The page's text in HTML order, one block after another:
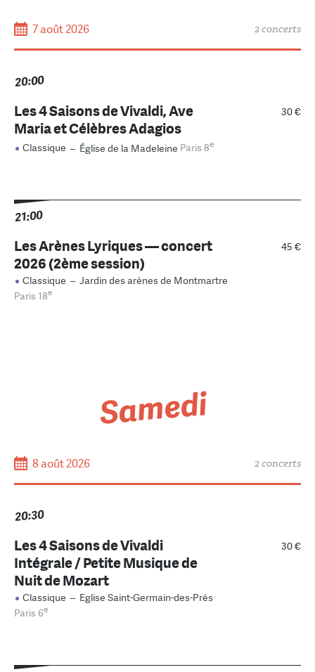
7 août 2026 2 concerts
20:00
30 €
Les 4 Saisons de Vivaldi, Ave
Maria et Célèbres Adagios
Classique – Église de la Madeleine Paris 8e
21:00
45 €
Les Arènes Lyriques — concert
2026 (2ème session)
Classique – Jardin des arènes de Montmartre
Paris 18e
Samedi
8 août 2026 2 concerts
20:30
30 €
Les 4 Saisons de Vivaldi
Intégrale / Petite Musique de
Nuit de Mozart
Classique – Eglise Saint-Germain-des-Prés
Paris 6e